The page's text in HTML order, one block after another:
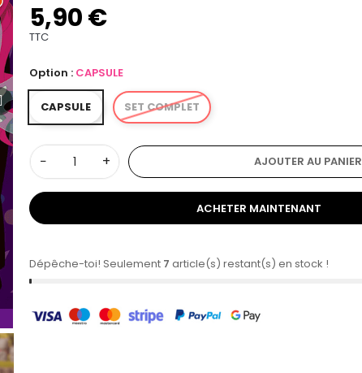
5,90 €
TTC
Option : CAPSULE
CAPSULE SET COMPLET
− + AJOUTER AU PANIER
ACHETER MAINTENANT
Dépêche-toi! Seulement 7 article(s) restant(s) en stock !